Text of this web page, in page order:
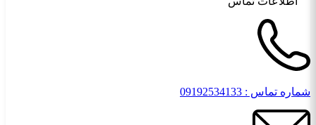
شماره تماس : 09192534133